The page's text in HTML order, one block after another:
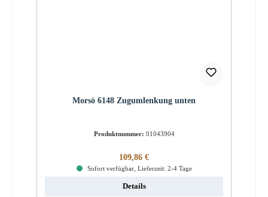
Morsö 6148 Zugumlenkung unten
Produktnummer: 01043904
Regulärer Preis:
109,86 €
Sofort verfügbar, Lieferzeit: 2-4 Tage
Details